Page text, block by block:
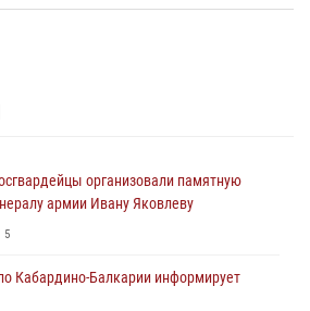
организовали памятную
армии Ивану Яковлеву
5
Кабардино-Балкарии информирует